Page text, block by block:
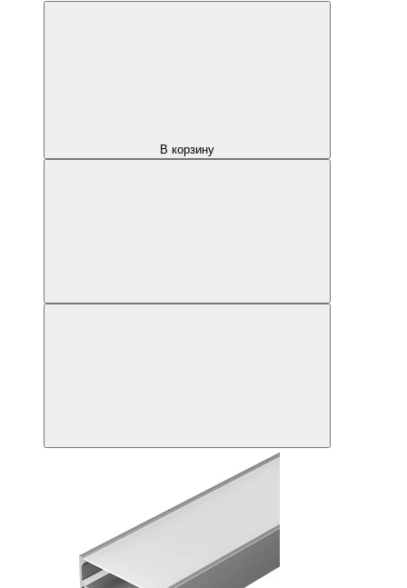
В корзину